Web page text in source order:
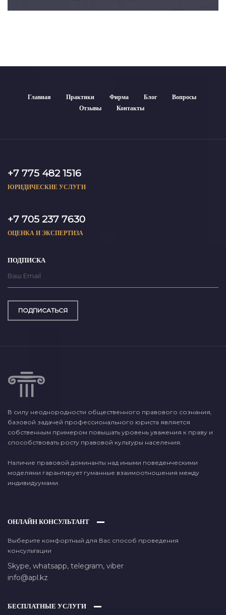
Главная Практики Фирма Блог
Вопросы
Отзывы
Контакты
+7 775 482 1516
ЮРИДИЧЕСКИЕ УСЛУГИ
+7 705 237 7630
ОЦЕНКА И ЭКСПЕРТИЗА
ПОДПИСКА
ПОДПИСАТЬСЯ
В силу неоднородности общественного правового сознания,
базовой задачей профессионального юриста является
собственным примером повышать уровень уважения к праву и
способствовать росту правовой культуры населения.
Наличие правовой доминанты над иными поведенческими
моделями гарантирует гуманные взаимоотношения между
индивидуумами.
ОНЛАЙН КОНСУЛЬТАНТ
Выберите комфортный для Вас способ проведения
консультации
Skype, whatsapp, telegram, viber
info@apl.kz
БЕСПЛАТНЫЕ УСЛУГИ